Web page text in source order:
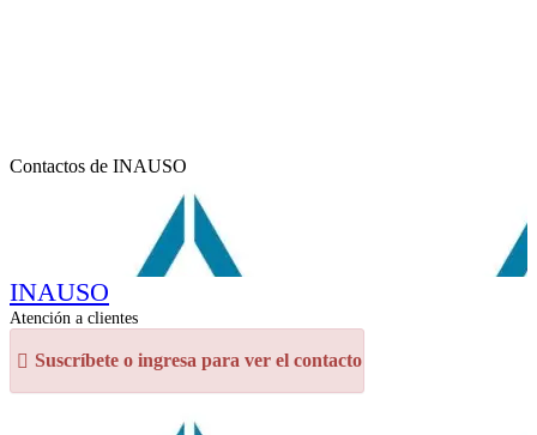
Contactos de INAUSO
INAUSO
Atención a clientes
Suscríbete o ingresa para ver el contacto